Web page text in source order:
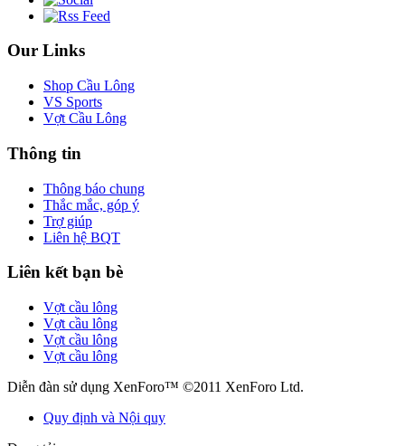
Our Links
Shop Cầu Lông
VS Sports
Vợt Cầu Lông
Thông tin
Thông báo chung
Thắc mắc, góp ý
Trợ giúp
Liên hệ BQT
Liên kết bạn bè
Vợt cầu lông
Vợt cầu lông
Vợt cầu lông
Vợt cầu lông
Diễn đàn sử dụng XenForo™ ©2011 XenForo Ltd.
Quy định và Nội quy